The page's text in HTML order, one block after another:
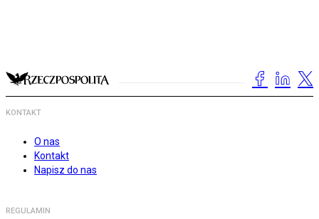
KONTAKT
O nas
Kontakt
Napisz do nas
REGULAMIN